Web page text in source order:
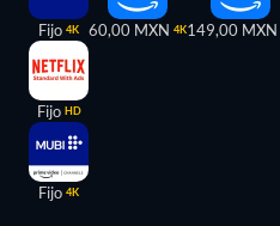
Fijo 4K
Fijo HD
Fijo 4K
60,00 MXN 4K149,00 MXN